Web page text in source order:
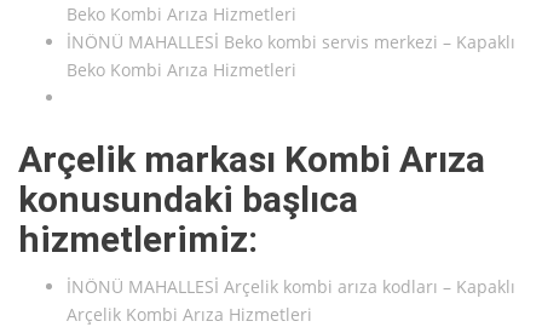
Beko Kombi Arıza Hizmetleri
İNÖNÜ MAHALLESİ Beko kombi servis merkezi – Kapaklı
Beko Kombi Arıza Hizmetleri
Arçelik markası Kombi Arıza
konusundaki başlıca
hizmetlerimiz:
İNÖNÜ MAHALLESİ Arçelik kombi arıza kodları – Kapaklı
Arçelik Kombi Arıza Hizmetleri